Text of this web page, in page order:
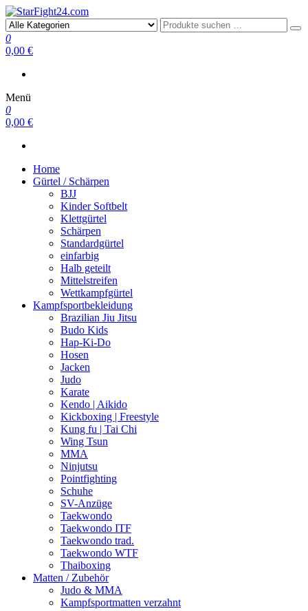
StarFight24.com
Kampfsportartikel
0
0,00 €
Menü
0
0,00 €
Home
Gürtel / Schärpen
BJJ
Kinder Softbelt
Klettgürtel
Schärpen
Standardgürtel
einfarbig
Halb geteilt
Mittelstreifen
Wettkampfgürtel
Kampfsportbekleidung
Brazilian Jiu Jitsu
Budo Kids
Hap-Ki-Do
Hosen
Jacken
Judo
Karate
Kendo | Aikido
Kickboxing | Freestyle
Kung fu | Tai Chi
Wing Tsun
MMA
Ninjutsu
Pointfighting
Schuhe
SV-Anzüge
Taekwondo
Taekwondo ITF
Taekwondo trad.
Taekwondo WTF
Thaiboxing
Matten / Zubehör
Judo & MMA
Kampfsportmatten verzahnt